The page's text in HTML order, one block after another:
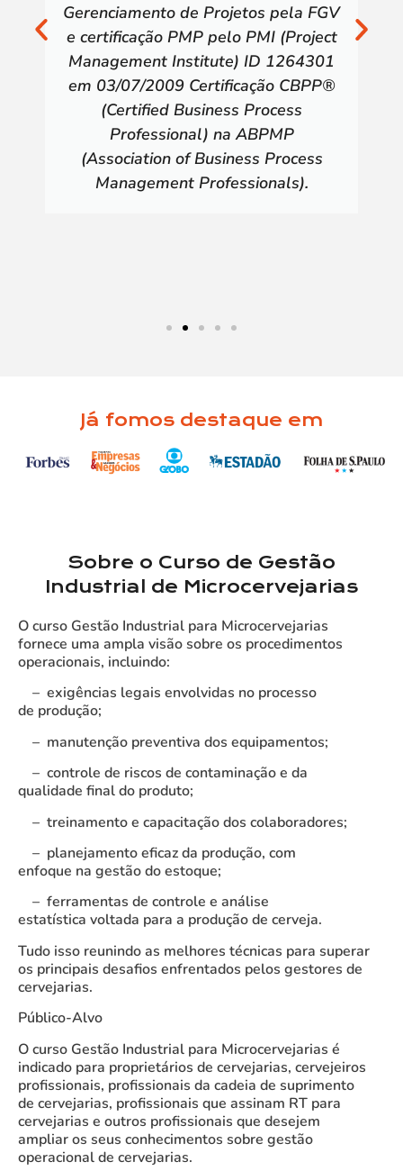
Gerenciamento de Projetos pela FGV
e certificação PMP pelo PMI (Project
Management Institute) ID 1264301
em 03/07/2009 Certificação CBPP®
(Certified Business Process
Professional) na ABPMP
(Association of Business Process
Management Professionals).
Já fomos destaque em
Sobre o Curso de Gestão
Industrial de Microcervejarias
O curso Gestão Industrial para Microcervejarias
fornece uma ampla visão sobre os procedimentos
operacionais, incluindo:
– exigências legais envolvidas no processo
de produção;
– manutenção preventiva dos equipamentos;
– controle de riscos de contaminação e da
qualidade final do produto;
– treinamento e capacitação dos colaboradores;
– planejamento eficaz da produção, com
enfoque na gestão do estoque;
– ferramentas de controle e análise
estatística voltada para a produção de cerveja.
Tudo isso reunindo as melhores técnicas para superar
os principais desafios enfrentados pelos gestores de
cervejarias.
Público-Alvo
O curso Gestão Industrial para Microcervejarias é
indicado para proprietários de cervejarias, cervejeiros
profissionais, profissionais da cadeia de suprimento
de cervejarias, profissionais que assinam RT para
cervejarias e outros profissionais que desejem
ampliar os seus conhecimentos sobre gestão
operacional de cervejarias.